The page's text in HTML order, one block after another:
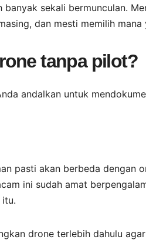
sekali bermunculan.
dan mesti memilih
tanpa pilot?
andalkan untuk
pasti akan berbeda dengan
ini sudah amat
drone terlebih dahulu